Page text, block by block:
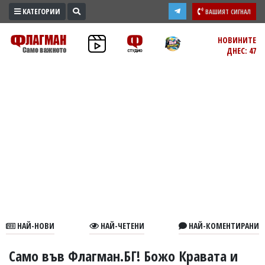
ПРОМО
ЗОНА
В
КАТЕГОРИИ ВАШИЯТ СИГНАЛ
НОВИНИТЕ
ДНЕС: 47
НАЙ-НОВИ НАЙ-ЧЕТЕНИ НАЙ-КОМЕНТИРАНИ
Само във Флагман.БГ! Божо Кравата и